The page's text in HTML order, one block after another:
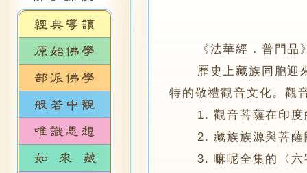
《法華經．普門
歷史上藏族同胞迎來
特的敬禮觀音文化。觀
1. 觀音菩薩在印度
2. 藏族族源與菩薩
3. 嘛呢全集的〈六